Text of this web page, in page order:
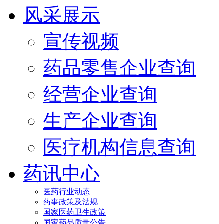
风采展示
宣传视频
药品零售企业查询
经营企业查询
生产企业查询
医疗机构信息查询
药讯中心
医药行业动态
药事政策及法规
国家医药卫生政策
国家药品质量公告